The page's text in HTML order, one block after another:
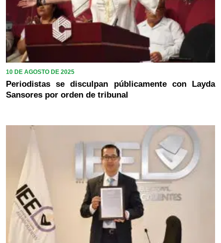
10 DE AGOSTO DE 2025
Periodistas se disculpan públicamente con Layda
Sansores por orden de tribunal